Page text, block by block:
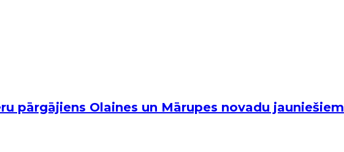
pārgājiens Olaines un Mārupes novadu jauniešiem